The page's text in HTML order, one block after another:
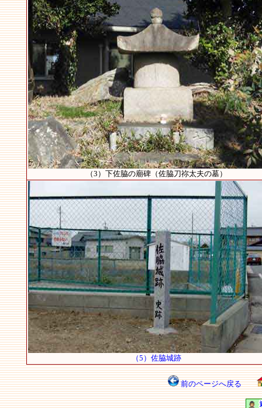
（3）下佐脇の廟碑（佐脇刀祢太夫の墓）
（5）佐脇城跡
前のページへ戻る